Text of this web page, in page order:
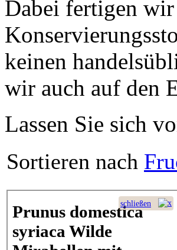
Dabei fertigen
keinen
wir auch auf den
Lassen Sie sich
Sortieren nach